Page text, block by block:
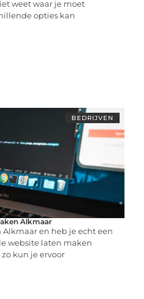
weet waar je moet
opties kan
BEDRIJVEN
Alkmaar
en heb je echt een
website laten maken
kun je ervoor